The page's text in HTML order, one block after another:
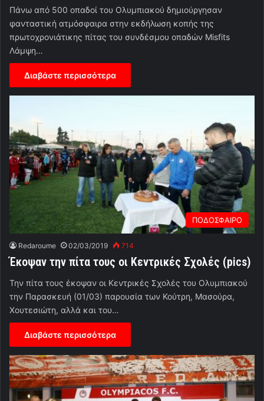
Πάνω από 500 οπαδοί του Ολυμπιακού δημιούργησαν
φανταστική ατμόσφαιρα στην εκδήλωση κοπής της
πρωτοχρονιάτικης πίτας του συνδέσμου οπαδών Misfits
Λάμψη…
Διαβάστε περισσότερα
ΠΟΔΟΣΦΑΙΡΟ
Redaroume 02/03/2019 714
Έκοψαν την πίτα τους οι Κεντρικές Σχολές (pics)
Την πίτα τους έκοψαν οι Κεντρικές Σχολές του Ολυμπιακού
την Παρασκευή (01/03) παρουσία των Κούτρη, Μασούρα,
Χουτεσιώτη, αλλά και του…
Διαβάστε περισσότερα